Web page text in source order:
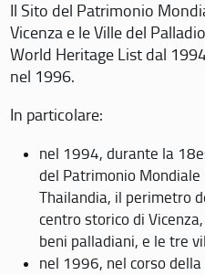
Il Sito del Patrimonio
Vicenza e le Ville del
World Heritage List dal
nel 1996.
In particolare:
nel 1994, durante la
del Patrimonio Mondiale
Thailandia, il perimetro
centro storico di
beni palladiani, e le tre
nel 1996, nel corso